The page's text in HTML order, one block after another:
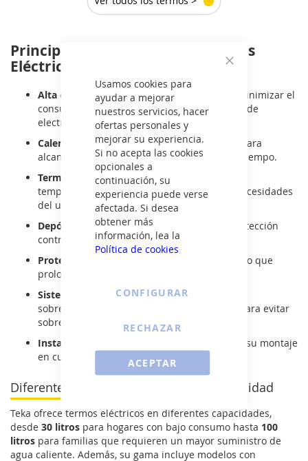
Usamos cookies para
ayudar a mejorar
nuestros servicios, hacer
ofertas personales y
mejorar su experiencia.
Si no acepta las cookies
opcionales a
continuación, su
experiencia puede verse
afectada. Si desea
obtener más
información, lea la
Política de cookies
ACEPTAR
CONFIGURAR
RECHAZAR
Principales Ventajas de los Termos
Eléctricos Teka
Alta eficiencia energética: Diseñados para minimizar el
consumo y maximizar el ahorro en la factura de
electricidad.
Calentamiento rápido: Sistema optimizado para
alcanzar la temperatura deseada en menos tiempo.
Termostato ajustable: Permite seleccionar la
temperatura de manera precisa según las necesidades
del usuario.
Depósito vitrificado : Mayor resistencia y protección
contra la corrosión.
Protección anticorrosión
: Ánodo de magnesio que
prolonga la vida útil del termo.
Sistema de seguridad: Protección contra
sobrecalentamiento y válvula de seguridad para evitar
sobrepresión.
Instalación sencilla
: Diseñados para facilitar su montaje
en cualquier tipo de hogar.
Diferentes Capacidades para Cada Necesidad
Teka ofrece termos eléctricos en diferentes capacidades,
desde 30 litros para hogares con bajo consumo hasta 100
litros para familias que requieren un mayor suministro de
agua caliente. Además, su gama incluye modelos con